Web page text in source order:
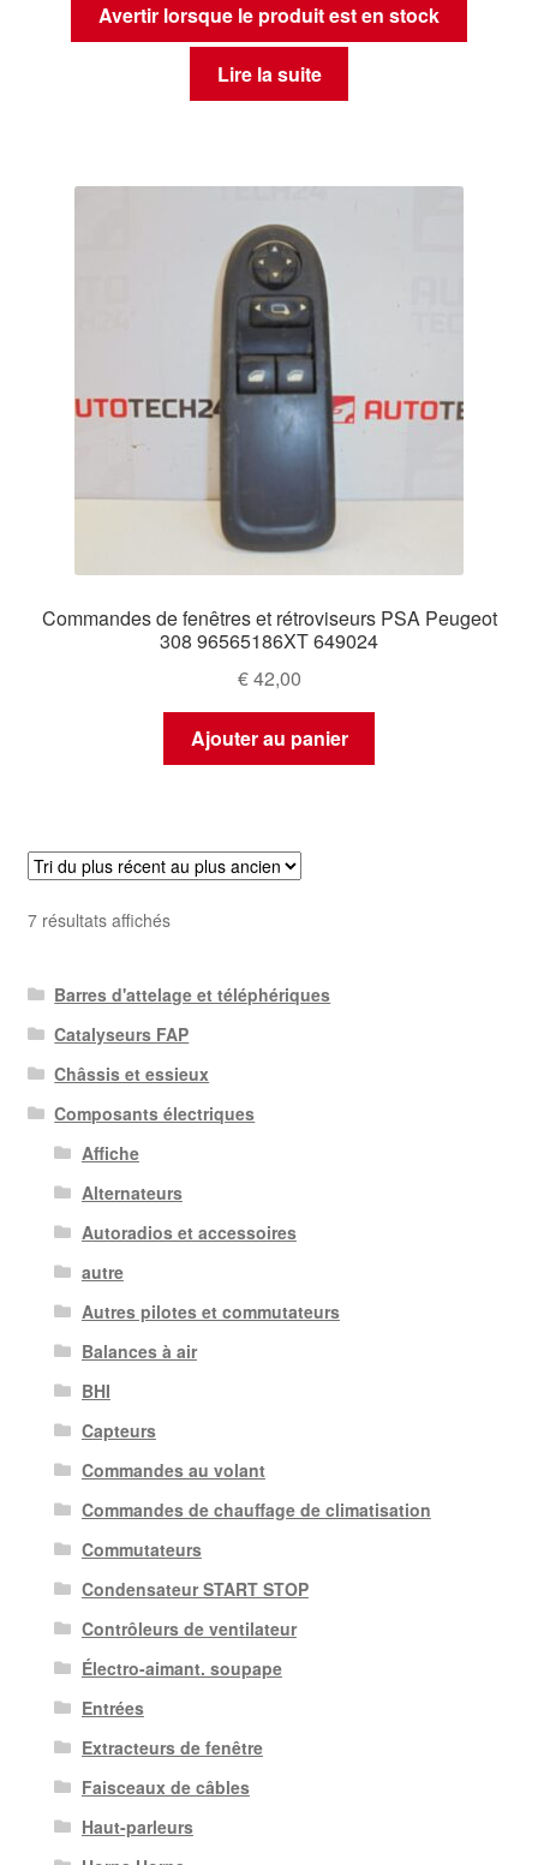
Avertir lorsque le produit est en stock
Lire la suite
Commandes de fenêtres et rétroviseurs PSA Peugeot
308 96565186XT 649024
€42,00
Ajouter au panier
7 résultats affichésTrié
récent
au
plus
ancien
Barres d'attelage et téléphériques
Catalyseurs FAP
Châssis et essieux
Composants électriques
Affiche
Alternateurs
Autoradios et accessoires
autre
Autres pilotes et commutateurs
Balances à air
BHI
Capteurs
Commandes au volant
Commandes de chauffage de climatisation
Commutateurs
Condensateur START STOP
Contrôleurs de ventilateur
Électro-aimant. soupape
Entrées
Extracteurs de fenêtre
Faisceaux de câbles
Haut-parleurs